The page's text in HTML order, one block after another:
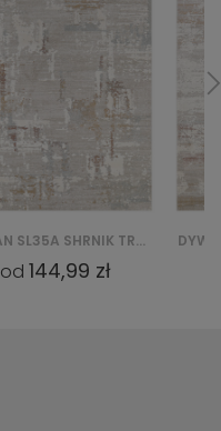
DYWAN SL25A SHRNIK TREND QBS - KREMOWY
od 144,99 zł